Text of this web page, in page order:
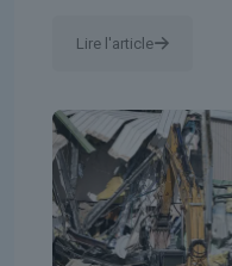
Lire l'article